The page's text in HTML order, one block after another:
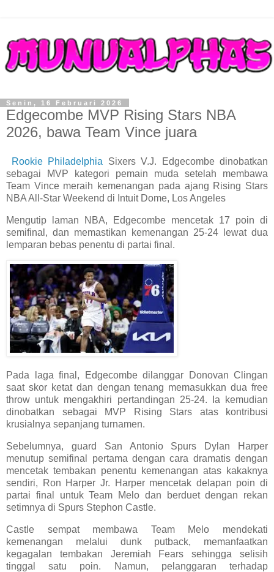
Senin, 16 Februari 2026
Edgecombe MVP Rising Stars NBA
2026, bawa Team Vince juara
Rookie Philadelphia Sixers V.J. Edgecombe dinobatkan
sebagai MVP kategori pemain muda setelah membawa
Team Vince meraih kemenangan pada ajang Rising Stars
NBA All-Star Weekend di Intuit Dome, Los Angeles
Mengutip laman NBA, Edgecombe mencetak 17 poin di
semifinal, dan memastikan kemenangan 25-24 lewat dua
lemparan bebas penentu di partai final.
Pada laga final, Edgecombe dilanggar Donovan Clingan
saat skor ketat dan dengan tenang memasukkan dua free
throw untuk mengakhiri pertandingan 25-24. Ia kemudian
dinobatkan sebagai MVP Rising Stars atas kontribusi
krusialnya sepanjang turnamen.
Sebelumnya, guard San Antonio Spurs Dylan Harper
menutup semifinal pertama dengan cara dramatis dengan
mencetak tembakan penentu kemenangan atas kakaknya
sendiri, Ron Harper Jr. Harper mencetak delapan poin di
partai final untuk Team Melo dan berduet dengan rekan
setimnya di Spurs Stephon Castle.
Castle sempat membawa Team Melo mendekati
kemenangan melalui dunk putback, memanfaatkan
kegagalan tembakan Jeremiah Fears sehingga selisih
tinggal satu poin. Namun, pelanggaran terhadap